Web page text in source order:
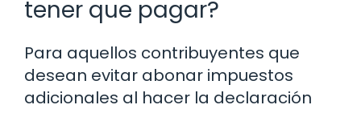
tener que pagar?
Para aquellos contribuyentes que
desean evitar abonar impuestos
adicionales al hacer la declaración